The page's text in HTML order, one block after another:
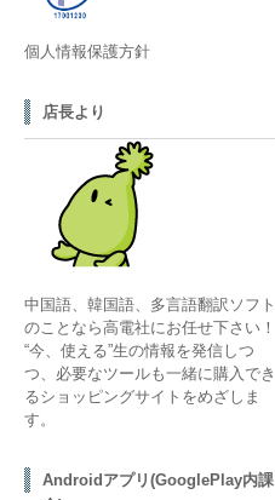
個人情報保護方針
店長より
中国語、韓国語、多言語翻訳ソフト
のことなら高電社にお任せ下さい！
“今、使える”生の情報を発信しつ
つ、必要なツールも一緒に購入でき
るショッピングサイトをめざしま
す。
Androidアプリ(GooglePlay内課